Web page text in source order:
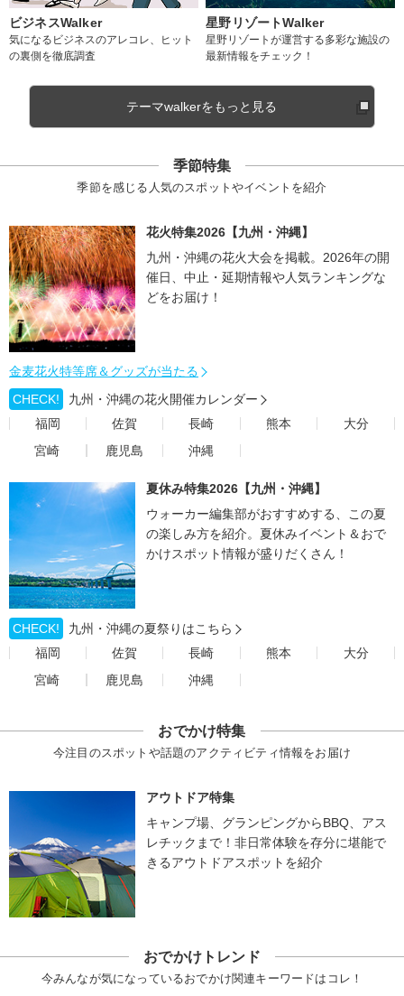
ビジネスWalker
気になるビジネスのアレコレ、ヒット
の裏側を徹底調査
星野リゾートWalker
星野リゾートが運営する多彩な施設の
最新情報をチェック！
テーマwalkerをもっと見る
季節特集
季節を感じる人気のスポットやイベントを紹介
花火特集2026【九州・沖縄】
九州・沖縄の花火大会を掲載。2026年の開
催日、中止・延期情報や人気ランキングな
どをお届け！
金麦花火特等席＆グッズが当たる
CHECK!
九州・沖縄の花火開催カレンダー
福岡
佐賀 長崎 熊本
大分
宮崎
鹿児島 沖縄
夏休み特集2026【九州・沖縄】
ウォーカー編集部がおすすめする、この夏
の楽しみ方を紹介。夏休みイベント＆おで
かけスポット情報が盛りだくさん！
CHECK!
九州・沖縄の夏祭りはこちら
福岡
佐賀 長崎 熊本
大分
宮崎
鹿児島 沖縄
おでかけ特集
今注目のスポットや話題のアクティビティ情報をお届け
アウトドア特集
キャンプ場、グランピングからBBQ、アス
レチックまで！非日常体験を存分に堪能で
きるアウトドアスポットを紹介
おでかけトレンド
今みんなが気になっているおでかけ関連キーワードはコレ！